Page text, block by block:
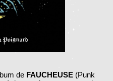
de FAUCHEUSE(Punk